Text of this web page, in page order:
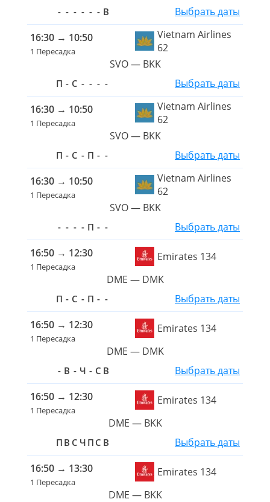
- - - - - - В
Выбрать даты
16:30 → 10:50
1 Пересадка
Vietnam Airlines
62
SVO — BKK
П - С - - - -
Выбрать даты
16:30 → 10:50
1 Пересадка
Vietnam Airlines
62
SVO — BKK
П - С - П - -
Выбрать даты
16:30 → 10:50
1 Пересадка
Vietnam Airlines
62
SVO — BKK
- - - - П - -
Выбрать даты
16:50 → 12:30
1 Пересадка
Emirates 134
DME — DMK
П - С - П - -
Выбрать даты
16:50 → 12:30
1 Пересадка
Emirates 134
DME — DMK
- В - Ч - С В
Выбрать даты
16:50 → 12:30
1 Пересадка
Emirates 134
DME — BKK
П В С Ч П С В
Выбрать даты
16:50 → 13:30
1 Пересадка
Emirates 134
DME — BKK